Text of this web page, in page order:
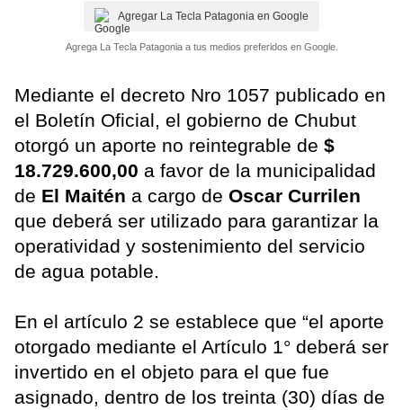
Agregar La Tecla Patagonia en Google
Agrega La Tecla Patagonia a tus medios preferidos en Google.
Mediante el decreto Nro 1057 publicado en
el Boletín Oficial, el gobierno de Chubut
otorgó un aporte no reintegrable de $
18.729.600,00 a favor de la municipalidad
de El Maitén a cargo de Oscar Currilen
que deberá ser utilizado para garantizar la
operatividad y sostenimiento del servicio
de agua potable.
En el artículo 2 se establece que “el aporte
otorgado mediante el Artículo 1° deberá ser
invertido en el objeto para el que fue
asignado, dentro de los treinta (30) días de